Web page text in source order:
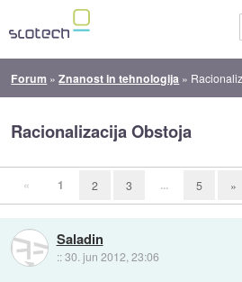
Forum »Znanost in tehnologija »
Racionalizacija Obstoja
« 1 2 3 ... 5 »
Saladin
::30. jun 2012, 23:06